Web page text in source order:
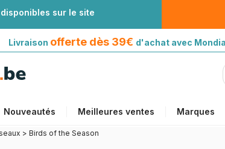
sur le site
Livraison offerte dès 39€ d'achat avec
Nouveautés Meilleures ventes Marques
> Birds of the Season